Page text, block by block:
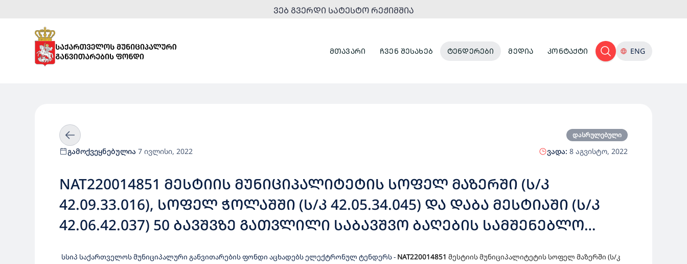
ᲕᲔᲑ ᲒᲕᲔᲠᲓᲘ ᲡᲐᲢᲔᲡᲢᲝ ᲠᲔᲟᲘᲛᲨᲘᲐ
ᲛᲗᲐᲕᲐᲠᲘ ᲩᲕᲔᲜ ᲨᲔᲡᲐᲮᲔᲑ ᲢᲔᲜᲓᲔᲠᲔᲑᲘ ᲛᲔᲓᲘᲐ ᲙᲝᲜᲢᲐᲥᲢᲘ ENG
დასრულებული
გამოქვეყნებულია 7 ივლისი, 2022 ვადა: 8 აგვისტო, 2022
NAT220014851 ᲛᲔᲡᲢᲘᲘᲡ ᲛᲣᲜᲘᲪᲘᲞᲐᲚᲘᲢᲔᲢᲘᲡ ᲡᲝᲤᲔᲚ ᲛᲐᲖᲔᲠᲨᲘ (Ს/Კ
42.09.33.016), ᲡᲝᲤᲔᲚ ᲭᲝᲚᲐᲨᲨᲘ (Ს/Კ 42.05.34.045) ᲓᲐ ᲓᲐᲑᲐ ᲛᲔᲡᲢᲘᲐᲨᲘ (Ს/Კ
42.06.42.037) 50 ᲑᲐᲕᲨᲕᲖᲔ ᲒᲐᲗᲕᲚᲘᲚᲘ ᲡᲐᲑᲐᲕᲨᲕᲝ ᲑᲐᲦᲔᲑᲘᲡ ᲡᲐᲛᲨᲔᲜᲔᲑᲚᲝ
სსიპ საქართველოს მუნიციპალური განვითარების ფონდი აცხადებს ელექტრონულ ტენდერს- NAT220014851 მესტიის მუნიციპალიტეტის სოფელ მაზერში (ს/კ